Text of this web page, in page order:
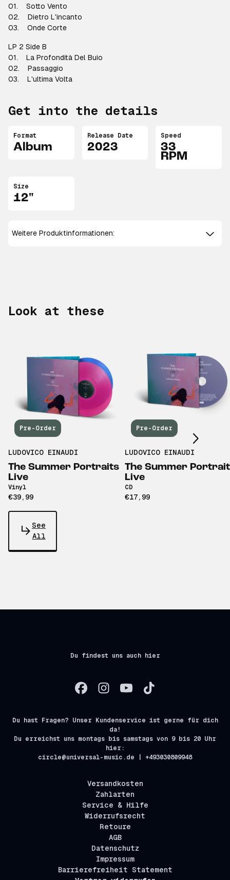
01. Sotto Vento
02. Dietro L'incanto
03. Onde Corte
LP 2 Side B
01. La Profondità Del Buio
02. Passaggio
03. L'ultima Volta
Get into the details
Format
Album
Release Date
2023
Speed
33
RPM
Size
12"
Weitere Produktinformationen:
Look at these
Pre-Order
LUDOVICO EINAUDI
The Summer Portraits
Live
Vinyl
€39,99
Pre-Order
LUDOVICO EINAUDI
The Summer
Live
CD
€17,99
Scroll right
See
All
Du findest uns auch hier
Du hast Fragen? Unser Kundenservice ist gerne für dich
da!
Du erreichst uns montags bis samstags von 9 bis 20 Uhr
hier:
circle@universal-music.de | +493030809948
Versandkosten
Zahlarten
Service & Hilfe
Widerrufsrecht
Retoure
AGB
Datenschutz
Impressum
Barrierefreiheit Statement